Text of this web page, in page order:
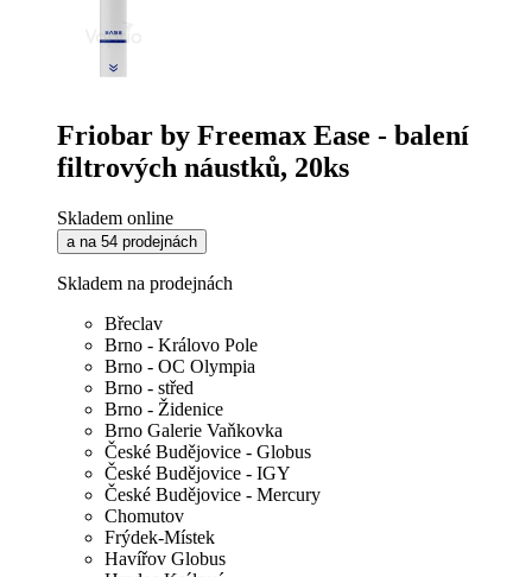
Friobar by Freemax Ease - balení
filtrových náustků, 20ks
Skladem online
a na 54 prodejnách
Skladem na prodejnách
Břeclav
Brno - Královo Pole
Brno - OC Olympia
Brno - střed
Brno - Židenice
Brno Galerie Vaňkovka
České Budějovice - Globus
České Budějovice - IGY
České Budějovice - Mercury
Chomutov
Frýdek-Místek
Havířov Globus